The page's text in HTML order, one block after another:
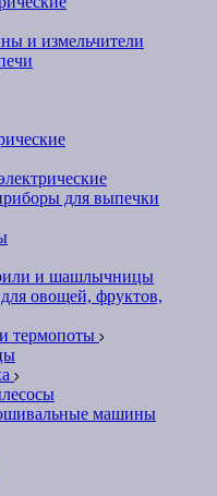
и измельчители
для выпечки
и шашлычницы
овощей, фруктов,
термопоты
машины